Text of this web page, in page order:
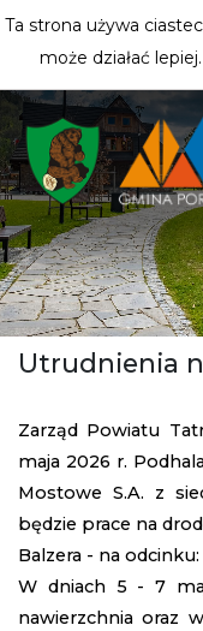
Utrudnienia
Zarząd Powiatu
maja 2026 r.
Mostowe S.A. z
będzie prace na
Balzera - na
W dniach 5 - 7
nawierzchnia oraz
Ta strona używa
może działać lepiej.